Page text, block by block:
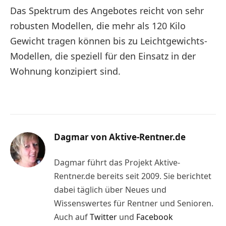
Das Spektrum des Angebotes reicht von sehr
robusten Modellen, die mehr als 120 Kilo
Gewicht tragen können bis zu Leichtgewichts-
Modellen, die speziell für den Einsatz in der
Wohnung konzipiert sind.
Dagmar von Aktive-Rentner.de
Dagmar führt das Projekt Aktive-
Rentner.de bereits seit 2009. Sie berichtet
dabei täglich über Neues und
Wissenswertes für Rentner und Senioren.
Auch aufTwitter und Facebook